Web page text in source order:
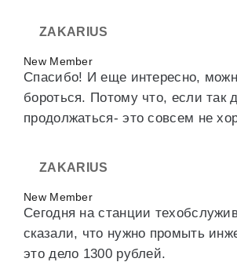
ZAKARIUS
New Member
Спасибо! И еще интересно,
бороться. Потому что, если так
продолжаться- это совсем не
ZAKARIUS
New Member
Сегодня на станции
сказали, что нужно промыть
это дело 1300 рублей.